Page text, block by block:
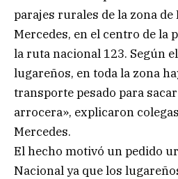
parajes rurales de la zona de
Mercedes, en el centro de la
la ruta nacional 123. Según
lugareños, en toda la zona
transporte pesado para
arrocera», explicaron
Mercedes.
El hecho motivó un pedido
Nacional ya que los